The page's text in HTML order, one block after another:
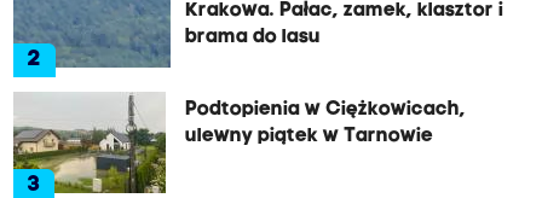
2
Krakowa. Pałac, zamek, klasztor i
brama do lasu
3
Podtopienia w Ciężkowicach,
ulewny piątek w Tarnowie